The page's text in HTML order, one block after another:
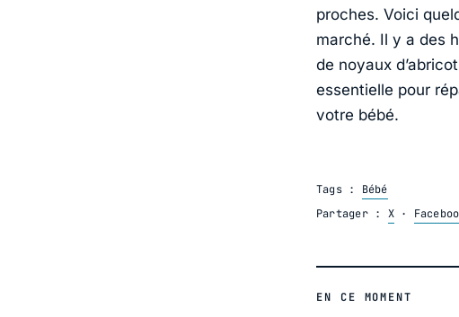
proches. Voici
marché. Il y a des
de noyaux
essentielle pour
votre bébé.
Tags : Bébé
Partager : X·
EN CE MOMENT